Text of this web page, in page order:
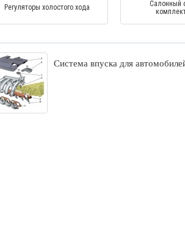
для LADA 4×4 Нива Урбан
Регуляторы холостого хода
Салонный
Система впуска для